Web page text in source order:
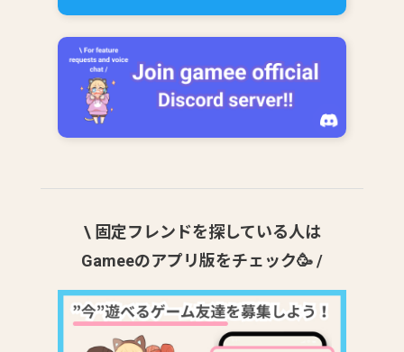
\ 固定フレンドを探している人は
Gameeのアプリ版をチェック🥳 /